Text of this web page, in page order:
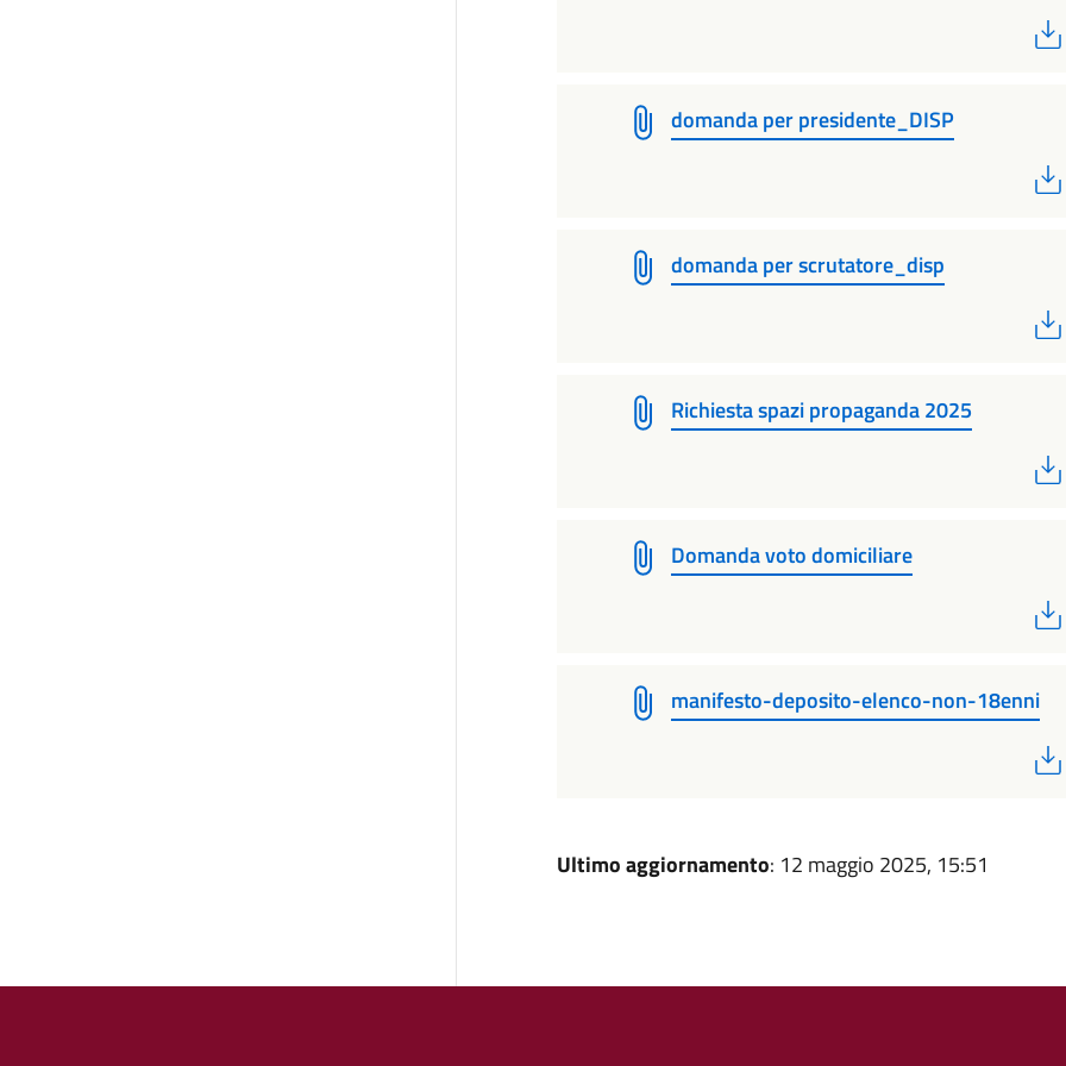
domanda per presidente_DISP
domanda per scrutatore_disp
Richiesta spazi propaganda 2025
Domanda voto domiciliare
manifesto-deposito-elenco-non-18enni
Ultimo aggiornamento: 12 maggio 2025, 15:51